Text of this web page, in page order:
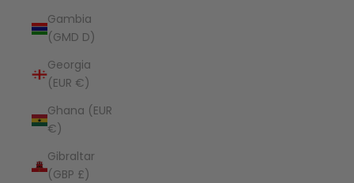
Gambia
(GMD D)
Georgia
(EUR €)
Ghana (EUR
€)
Gibraltar
(GBP £)